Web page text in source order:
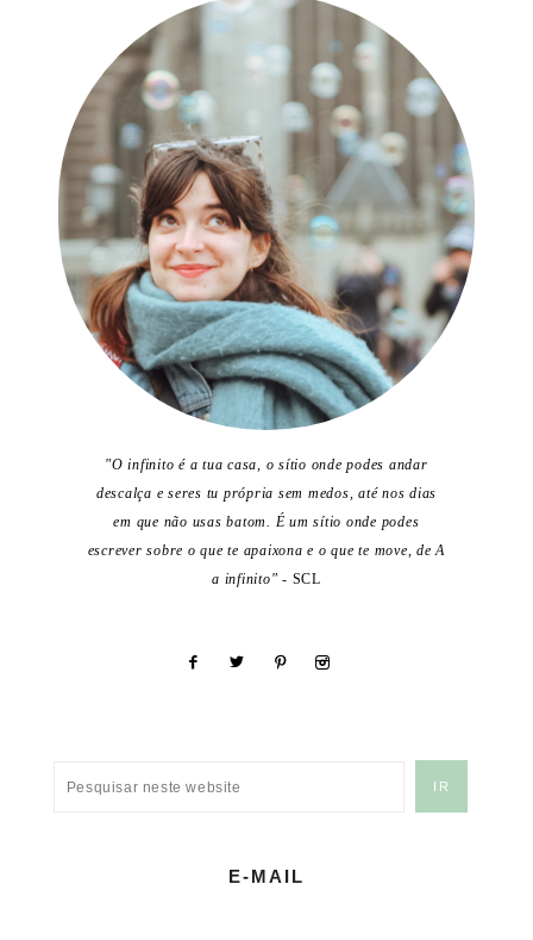
"O infinito é a tua casa, o sítio onde podes andar
descalça e seres tu própria sem medos, até nos dias
em que não usas batom. É um sítio onde podes
escrever sobre o que te apaixona e o que te move, de A
a infinito"- SCL
E-MAIL